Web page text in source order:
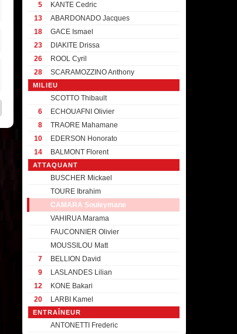
5
KANTE Cedric
13
ABARDONADO Jacques
18
GACE Ismael
23
DIAKITE Drissa
26
ROOL Cyril
28
SCARAMOZZINO Anthony
MILIEU
SCOTTO Thibault
6
ECHOUAFNI Olivier
8
TRAORE Mahamane
10
EDERSON Honorato
14
BALMONT Florent
ATTAQUANT
BUSCHER Mickael
TOURE Ibrahim
CAMARA Souleymane
VAHIRUA Marama
FAUCONNIER Olivier
MOUSSILOU Matt
7
BELLION David
9
LASLANDES Lilian
12
KONE Bakari
20
LARBI Kamel
ENTRAÎNEUR
ANTONETTI Frederic